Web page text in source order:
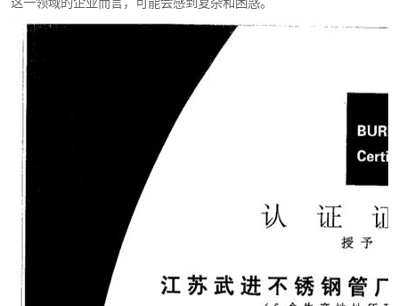
这一领域的企业而言，可能会感到复杂和困惑。